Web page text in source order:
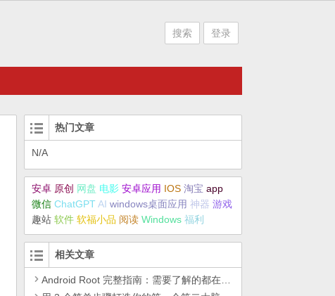
搜索 登录
热门文章
N/A
安卓 原创 网盘 电影 安卓应用 IOS 淘宝 app
微信 ChatGPTAI windows桌面应用 神器 游戏
趣站 软件 软福小品 阅读 Windows 福利
相关文章
Android Root 完整指南：需要了解的都在这里了